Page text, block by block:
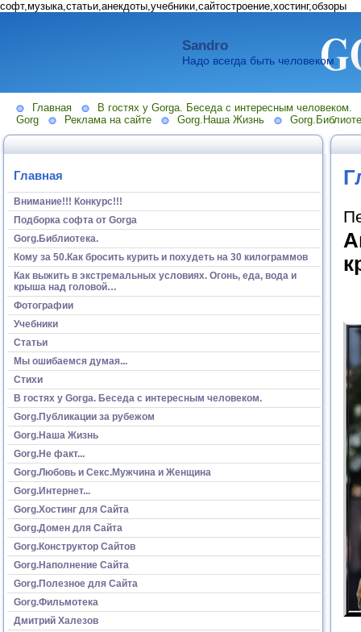
софт,музыка,статьи,анекдоты,учебники,сайтостроение,хостинг,обзоры
Sandro
Надо всегда быть человеком.
Главная
В гостях у Gorga. Беседа с интересным человеком.
Gorg
Реклама на сайте Gorg.Наша Жизнь
Главная
Внимание!!! Конкурс!!!
Подборка софта от Gorga
Gorg.Библиотека.
Кому за 50.Как бросить курить и похудеть на 30 килограммов
Как выжить в экстремальных условиях. Огонь, еда, вода и
крыша над головой…
Фотографии
Учебники
Статьи
Мы ошибаемся думая...
Стихи
В гостях у Gorga. Беседа с интересным человеком.
Gorg.Публикации за рубежом
Gorg.Наша Жизнь
Gorg.Не факт...
Gorg.Любовь и Секс.Мужчина и Женщина
Gorg.Интернет...
Gorg.Хостинг для Сайта
Gorg.Домен для Сайта
Gorg.Конструктор Сайтов
Gorg.Наполнение Сайта
Gorg.Полезное для Сайта
Gorg.Фильмотека
Дмитрий Халезов